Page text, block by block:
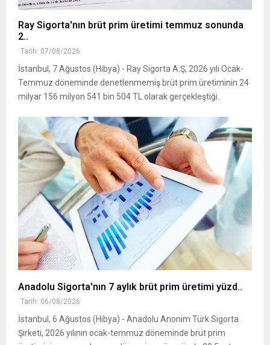
Ray Sigorta'nın brüt prim üretimi temmuz sonunda
2..
Tarih: 07/08/2026
İstanbul, 7 Ağustos (Hibya) - Ray Sigorta A.Ş, 2026 yılı Ocak-
Temmuz döneminde denetlenmemiş brüt prim üretiminin 24
milyar 156 milyon 541 bin 504 TL olarak gerçekleştiği..
Anadolu Sigorta'nın 7 aylık brüt prim üretimi yüzd..
Tarih: 06/08/2026
İstanbul, 6 Ağustos (Hibya) - Anadolu Anonim Türk Sigorta
Şirketi, 2026 yılının ocak-temmuz döneminde brüt prim